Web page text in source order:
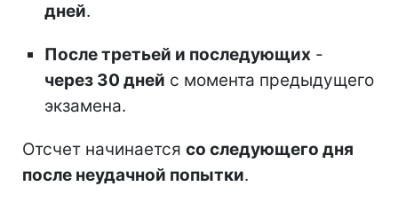
дней.
После третьей и последующих -
через 30 дней с момента предыдущего
экзамена.
Отсчет начинается со следующего дня
после неудачной попытки.